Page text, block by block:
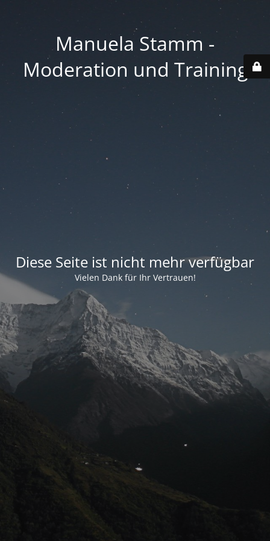
Manuela Stamm -
Moderation und Training
Diese Seite ist nicht mehr verfügbar
Vielen Dank für Ihr Vertrauen!